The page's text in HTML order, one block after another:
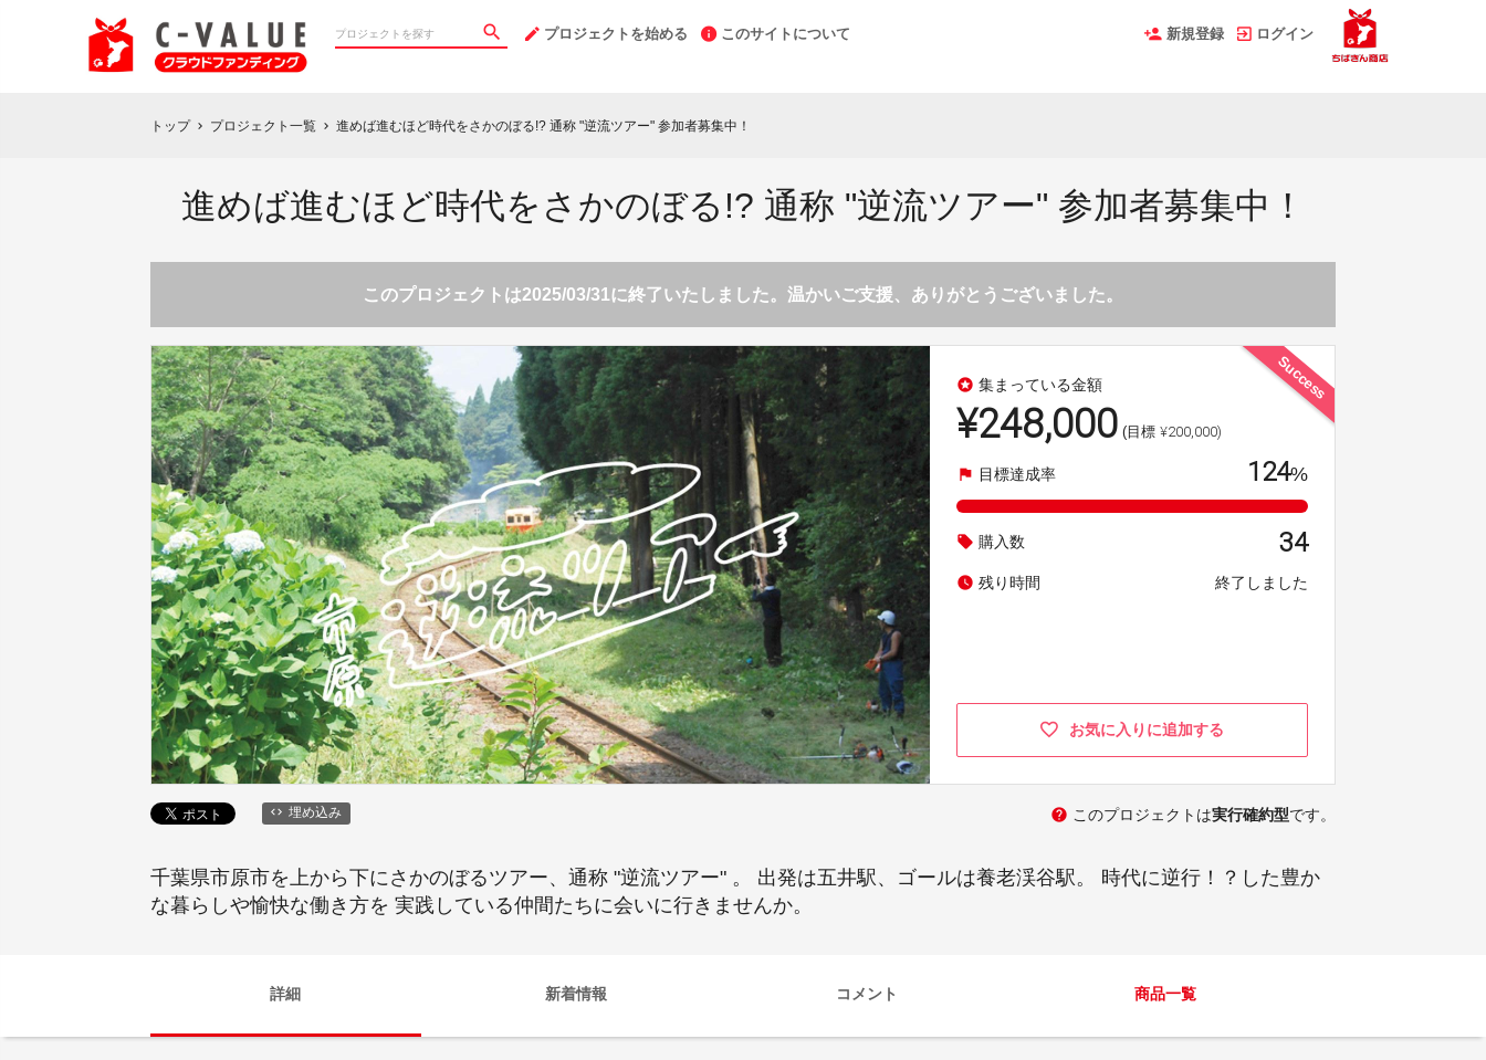
プロジェクトを始める このサイトについて 新規登録 ログイン
トップ chevron_right プロジェクト一覧 chevron_right 進めば進むほど時代をさかのぼる!? 通称 "逆流ツアー" 参加者募集中！
進めば進むほど時代をさかのぼる!? 通称 "逆流ツアー" 参加者募集中！
このプロジェクトは2025/03/31に終了いたしました。温かいご支援、ありがとうございました。
Success
stars 集まっている金額
¥248,000 (目標 ¥200,000)
flag 目標達成率 124%
local_offer 購入数 34
watch_later 残り時間 終了しました
お気に入りに追加する
埋め込み help このプロジェクトは実行確約型です。
千葉県市原市を上から下にさかのぼるツアー、通称 "逆流ツアー" 。 出発は五井駅、ゴールは養老渓谷駅。 時代に逆行！？した豊か
な暮らしや愉快な働き方を 実践している仲間たちに会いに行きませんか。
詳細 新着情報 コメント 商品一覧